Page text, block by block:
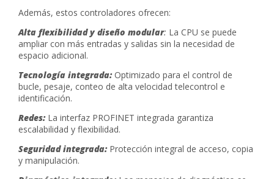
Además, estos controladores ofrecen:
Alta flexibilidad y diseño modular: La CPU se puede
ampliar con más entradas y salidas sin la necesidad de
espacio adicional.
Tecnología integrada:Optimizado para el control de
bucle, pesaje, conteo de alta velocidad telecontrol e
identificación.
Redes:La interfaz PROFINET integrada garantiza
escalabilidad y flexibilidad.
Seguridad integrada:Protección integral de acceso, copia
y manipulación.